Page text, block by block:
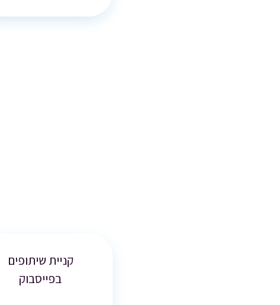
קניית שיתופים
בפייסבוק